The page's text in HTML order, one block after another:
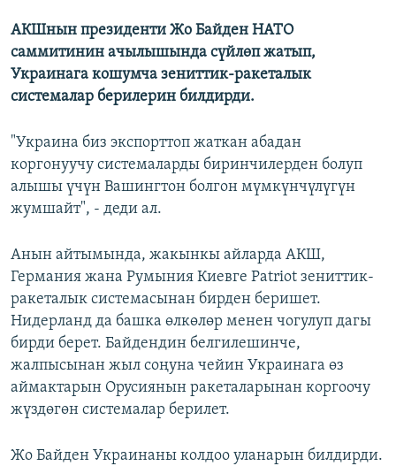
АКШнын президенти Жо Байден НАТО
саммитинин ачылышында сүйлөп жатып,
Украинага кошумча зениттик-ракеталык
системалар берилерин билдирди.
"Украина биз экспорттоп жаткан абадан
коргонуучу системаларды биринчилерден болуп
алышы үчүн Вашингтон болгон мүмкүнчүлүгүн
жумшайт", - деди ал.
Анын айтымында, жакынкы айларда АКШ,
Германия жана Румыния Киевге Patriot зениттик-
ракеталык системасынан бирден беришет.
Нидерланд да башка өлкөлөр менен чогулуп дагы
бирди берет. Байдендин белгилешинче,
жалпысынан жыл соңуна чейин Украинага өз
аймактарын Орусиянын ракеталарынан коргоочу
жүздөгөн системалар берилет.
Жо Байден Украинаны колдоо уланарын билдирди.